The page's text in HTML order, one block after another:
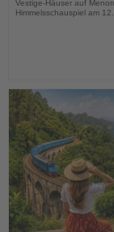
Vestige-Häuser auf
Himmelsschauspiel am